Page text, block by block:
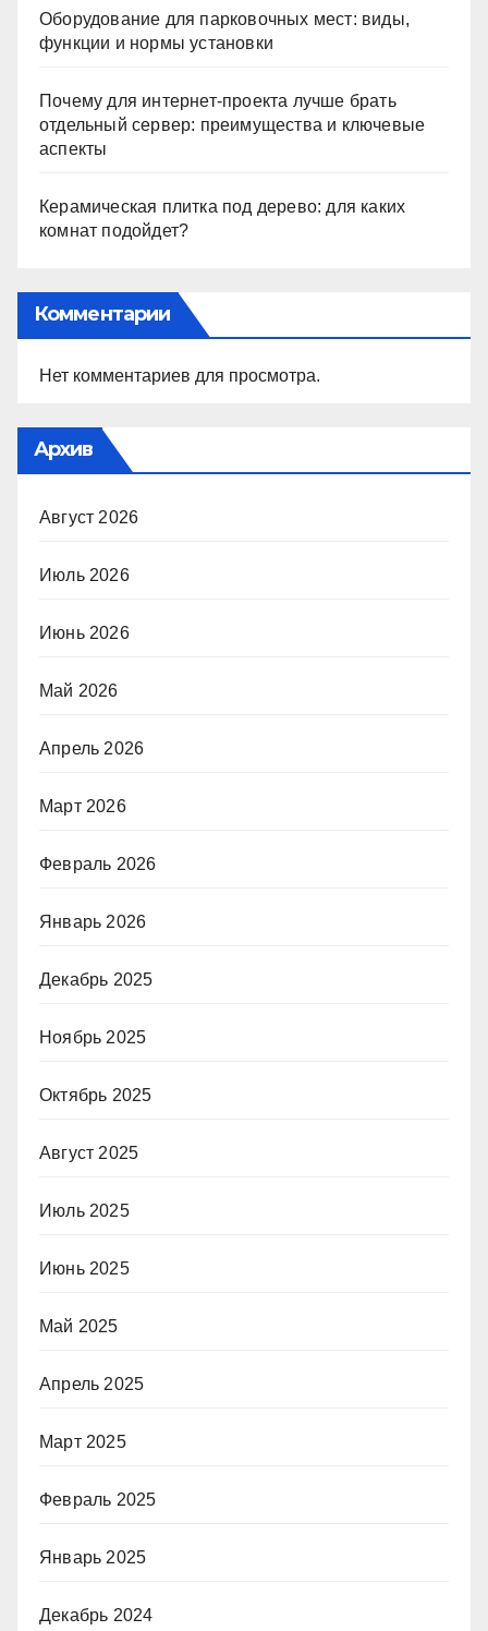
Оборудование для парковочных мест: виды,
функции и нормы установки
Почему для интернет-проекта лучше брать
отдельный сервер: преимущества и ключевые
аспекты
Керамическая плитка под дерево: для каких
комнат подойдет?
Комментарии
Нет комментариев для просмотра.
Архив
Август 2026
Июль 2026
Июнь 2026
Май 2026
Апрель 2026
Март 2026
Февраль 2026
Январь 2026
Декабрь 2025
Ноябрь 2025
Октябрь 2025
Август 2025
Июль 2025
Июнь 2025
Май 2025
Апрель 2025
Март 2025
Февраль 2025
Январь 2025
Декабрь 2024